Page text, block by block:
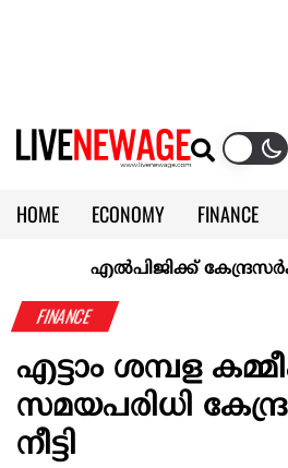
HOME ECONOMY FINANCE
CALENDAR
KERALA @70
എല്‍പിജിക്ക്
FINANCE
എട്ടാം ശമ്പള
സമയപരിധി
നീട്ടി